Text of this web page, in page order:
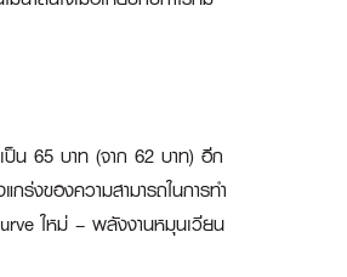
เป็น 65 บาท (จาก 62 บาท) อีก
ร่งของความสามารถในการทำ
ใหม่ – พลังงานหมุนเวียน